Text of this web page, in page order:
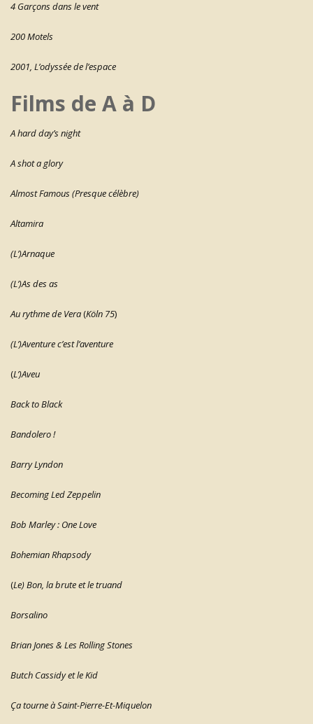
4 Garçons dans le vent
200 Motels
2001, L’odyssée de l’espace
Films de A à D
A hard day’s night
A shot a glory
Almost Famous (Presque célèbre)
Altamira
(L’)Arnaque
(L’)As des as
Au rythme de Vera(Köln 75)
(L’)Aventure c’est l’aventure
(L’)Aveu
Back to Black
Bandolero !
Barry Lyndon
Becoming Led Zeppelin
Bob Marley : One Love
Bohemian Rhapsody
(Le) Bon, la brute et le truand
Borsalino
Brian Jones & Les Rolling Stones
Butch Cassidy et le Kid
Ça tourne à Saint-Pierre-Et-Miquelon